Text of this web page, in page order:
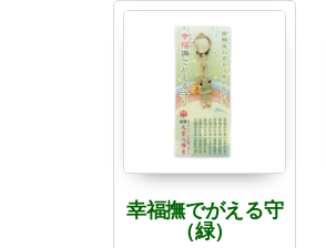
幸福撫でがえる守
（緑）